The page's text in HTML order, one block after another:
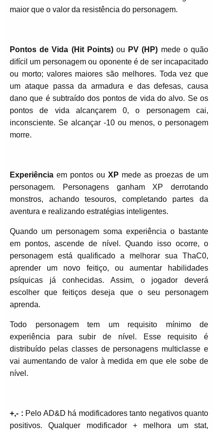
maior que o valor da resistência do personagem.
Pontos de Vida (Hit Points)ou PV (HP) mede o quão
difícil um personagem ou oponente é de ser incapacitado
ou morto; valores maiores são melhores. Toda vez que
um ataque passa da armadura e das defesas, causa
dano que é subtraído dos pontos de vida do alvo. Se os
pontos de vida alcançarem 0, o personagem cai,
inconsciente. Se alcançar -10 ou menos, o personagem
morre.
Experiência em pontos ou XP mede as proezas de um
personagem. Personagens ganham XP derrotando
monstros, achando tesouros, completando partes da
aventura e realizando estratégias inteligentes.
Quando um personagem soma experiência o bastante
em pontos, ascende de nível. Quando isso ocorre, o
personagem está qualificado a melhorar sua ThaC0,
aprender um novo feitiço, ou aumentar habilidades
psíquicas já conhecidas. Assim, o jogador deverá
escolher que feitiços deseja que o seu personagem
aprenda.
Todo personagem tem um requisito mínimo de
experiência para subir de nível. Esse requisito é
distribuído pelas classes de personagens multiclasse e
vai aumentando de valor à medida em que ele sobe de
nível.
+,- : Pelo AD&D há modificadores tanto negativos quanto
positivos. Qualquer modificador + melhora um stat,